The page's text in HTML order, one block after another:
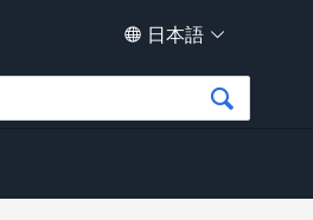
日本語